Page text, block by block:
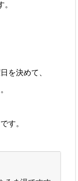
を決めて、
す。